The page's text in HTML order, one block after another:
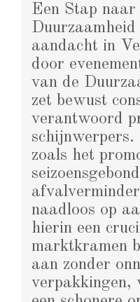
Een Stap
aandacht in
door
van de
zet bewust
verantwoord
zoals het
naadloos op
hierin een
marktkramen
aan zonder